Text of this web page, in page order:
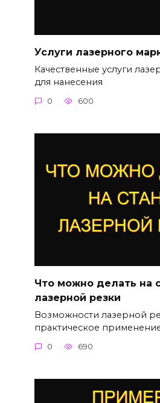
Услуги лазерного
Качественные услуги
для нанесения
0 600
Что можно делать на
лазерной резки
Возможности лазерной
практическое
0 690